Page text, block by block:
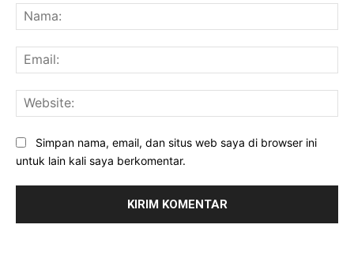
Simpan nama, email, dan situs web saya di browser ini
untuk lain kali saya berkomentar.